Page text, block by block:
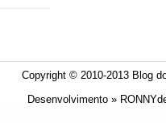
Copyright © 2010-2013 Blog
Desenvolvimento »